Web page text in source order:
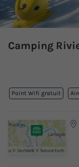
Camping
Point Wifi gratuit